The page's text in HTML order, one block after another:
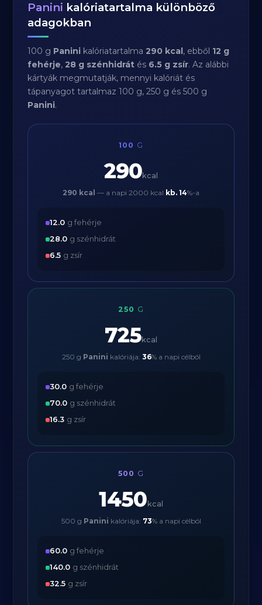
Panini kalóriatartalma különböző
adagokban
100 g Panini kalóriatartalma290 kcal, ebből 12 g
fehérje,28 g szénhidrát és 6.5 g zsír. Az alábbi
kártyák megmutatják, mennyi kalóriát és
tápanyagot tartalmaz 100 g, 250 g és 500 g
Panini.
100 G
290kcal
290 kcal — a napi 2000 kcal kb. 14%-a
12.0 g fehérje
28.0 g szénhidrát
6.5 g zsír
250 G
725kcal
250 g Panini kalóriája: 36% a napi célból
30.0 g fehérje
70.0 g szénhidrát
16.3 g zsír
500 G
1450 kcal
500 g Panini kalóriája: 73% a napi célból
60.0 g fehérje
140.0 g szénhidrát
32.5 g zsír